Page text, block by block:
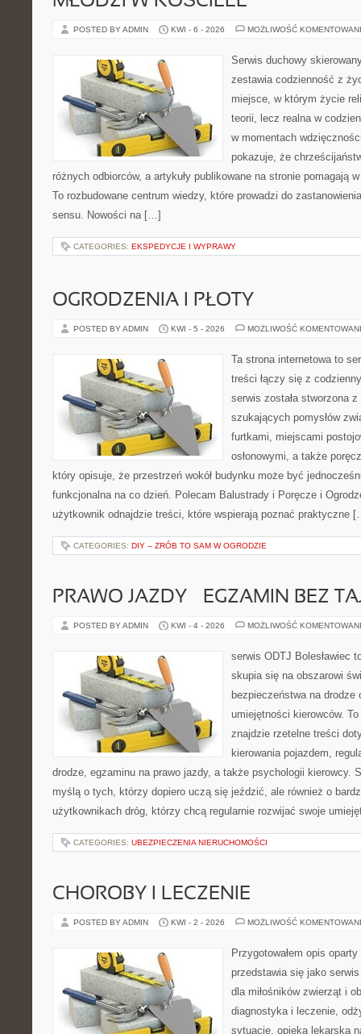
POSTED BY ADMIN KWI - 6 - 2026 MOŻLIWOŚĆ
Serwis duchowy
zestawia codzienność z
miejsce, w którym życie
teorii, lecz realna w
w momentach
pokazuje, że
różnych odbiorców, a artykuły publikowane na stronie pomagają
To rozbudowane centrum wiedzy, które prowadzi do
sensu. Nowości na […]
CATEGORIES: EKSPEDYCJE I WYPRAWY
OGRODZENIA I PŁOTY
POSTED BY ADMIN KWI - 5 - 2026 MOŻLIWOŚĆ
Ta strona internetowa to
treści łączy się z
serwis została stworzona
szukających pomysłów
furtkami, miejscami
osłonowymi, a także
który opisuje, że przestrzeń wokół budynku może być
funkcjonalna na co dzień. Polecam Balustrady i Poręcze i
użytkownik odnajdzie treści, które wspierają poznać praktyczne
CATEGORIES: DIY – ZRÓB TO SAM W OGRODZIE
PRAWO JAZDY – EGZAMIN BEZ
POSTED BY ADMIN KWI - 4 - 2026 MOŻLIWOŚĆ
serwis ODTJ Bolesławiec
skupia się na obszarowi
bezpieczeństwa na drodze
umiejętności kierowców.
znajdzie rzetelne treści
kierowania pojazdem,
drodze, egzaminu na prawo jazdy, a także psychologii kierowcy.
myślą o tych, którzy dopiero uczą się jeździć, ale również o
użytkownikach dróg, którzy chcą regularnie rozwijać swoje
CATEGORIES: UBEZPIECZENIA NIERUCHOMOŚCI
CHOROBY I LECZENIE
POSTED BY ADMIN KWI - 2 - 2026 MOŻLIWOŚĆ
Przygotowałem opis
przedstawia się jako
dla miłośników zwierząt i
diagnostyka i leczenie,
sytuacje, opieka lekarska